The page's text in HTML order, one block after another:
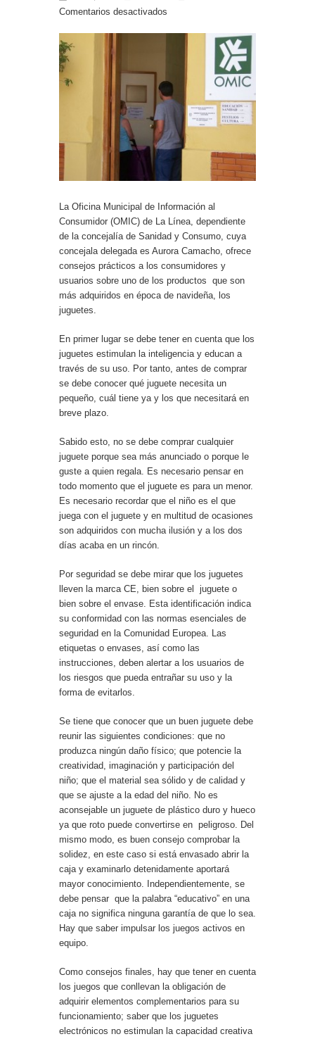
de Ultramar al inspector jubilado Xavi Buhagiar
Presentado el IV Torneo de Fútbol Senior Alcalde
de San Roque, que se disputa la semana
Comentarios desactivados
La Oficina Municipal de Información al
Consumidor (OMIC) de La Línea, dependiente
de la concejalía de Sanidad y Consumo, cuya
concejala delegada es Aurora Camacho, ofrece
consejos prácticos a los consumidores y
usuarios sobre uno de los productos que son
más adquiridos en época de navideña, los
juguetes.
En primer lugar se debe tener en cuenta que los
juguetes estimulan la inteligencia y educan a
través de su uso. Por tanto, antes de comprar
se debe conocer qué juguete necesita un
pequeño, cuál tiene ya y los que necesitará en
breve plazo.
Sabido esto, no se debe comprar cualquier
juguete porque sea más anunciado o porque le
guste a quien regala. Es necesario pensar en
todo momento que el juguete es para un menor.
Es necesario recordar que el niño es el que
juega con el juguete y en multitud de ocasiones
son adquiridos con mucha ilusión y a los dos
días acaba en un rincón.
Por seguridad se debe mirar que los juguetes
lleven la marca CE, bien sobre el juguete o
bien sobre el envase. Esta identificación indica
su conformidad con las normas esenciales de
seguridad en la Comunidad Europea. Las
etiquetas o envases, así como las
instrucciones, deben alertar a los usuarios de
los riesgos que pueda entrañar su uso y la
forma de evitarlos.
Se tiene que conocer que un buen juguete debe
reunir las siguientes condiciones: que no
produzca ningún daño físico; que potencie la
creatividad, imaginación y participación del
niño; que el material sea sólido y de calidad y
que se ajuste a la edad del niño. No es
aconsejable un juguete de plástico duro y hueco
ya que roto puede convertirse en peligroso. Del
mismo modo, es buen consejo comprobar la
solidez, en este caso si está envasado abrir la
caja y examinarlo detenidamente aportará
mayor conocimiento. Independientemente, se
debe pensar que la palabra “educativo” en una
caja no significa ninguna garantía de que lo sea.
Hay que saber impulsar los juegos activos en
equipo.
Como consejos finales, hay que tener en cuenta
los juegos que conllevan la obligación de
adquirir elementos complementarios para su
funcionamiento; saber que los juguetes
electrónicos no estimulan la capacidad creativa